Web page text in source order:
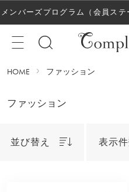
メンバーズプログラム（会員ス
HOME ファッション
ファッション
並び替え 表示